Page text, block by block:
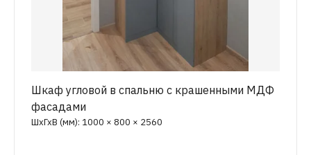
Шкаф угловой в спальню с крашенными МДФ
фасадами
ШхГхВ (мм): 1000 × 800 × 2560